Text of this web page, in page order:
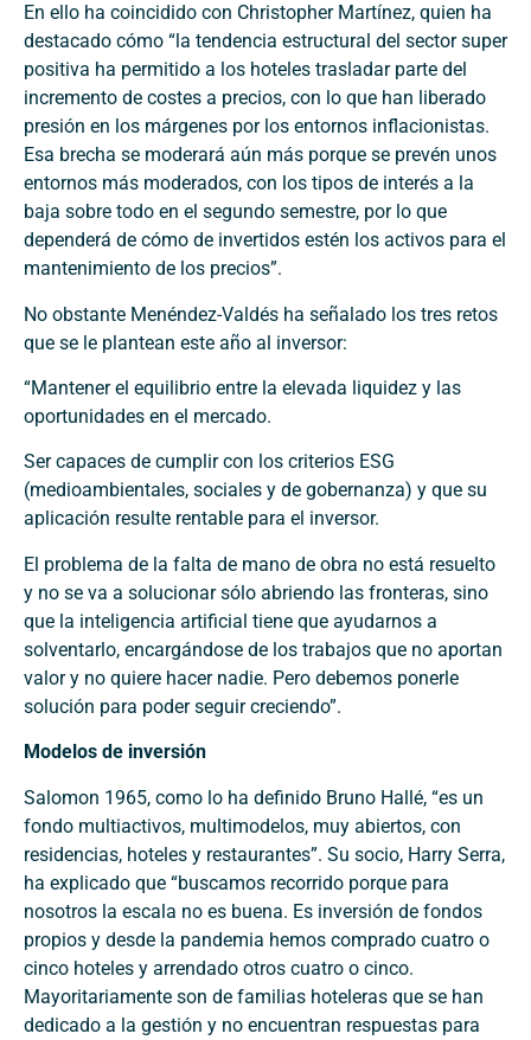
En ello ha coincidido con Christopher Martínez, quien ha
destacado cómo “la tendencia estructural del sector super
positiva ha permitido a los hoteles trasladar parte del
incremento de costes a precios, con lo que han liberado
presión en los márgenes por los entornos inflacionistas.
Esa brecha se moderará aún más porque se prevén unos
entornos más moderados, con los tipos de interés a la
baja sobre todo en el segundo semestre, por lo que
dependerá de cómo de invertidos estén los activos para el
mantenimiento de los precios”.
No obstante Menéndez-Valdés ha señalado los tres retos
que se le plantean este año al inversor:
“Mantener el equilibrio entre la elevada liquidez y las
oportunidades en el mercado.
Ser capaces de cumplir con los criterios ESG
(medioambientales, sociales y de gobernanza) y que su
aplicación resulte rentable para el inversor.
El problema de la falta de mano de obra no está resuelto
y no se va a solucionar sólo abriendo las fronteras, sino
que la inteligencia artificial tiene que ayudarnos a
solventarlo, encargándose de los trabajos que no aportan
valor y no quiere hacer nadie. Pero debemos ponerle
solución para poder seguir creciendo”.
Modelos de inversión
Salomon 1965, como lo ha definido Bruno Hallé, “es un
fondo multiactivos, multimodelos, muy abiertos, con
residencias, hoteles y restaurantes”. Su socio, Harry Serra,
ha explicado que “buscamos recorrido porque para
nosotros la escala no es buena. Es inversión de fondos
propios y desde la pandemia hemos comprado cuatro o
cinco hoteles y arrendado otros cuatro o cinco.
Mayoritariamente son de familias hoteleras que se han
dedicado a la gestión y no encuentran respuestas para